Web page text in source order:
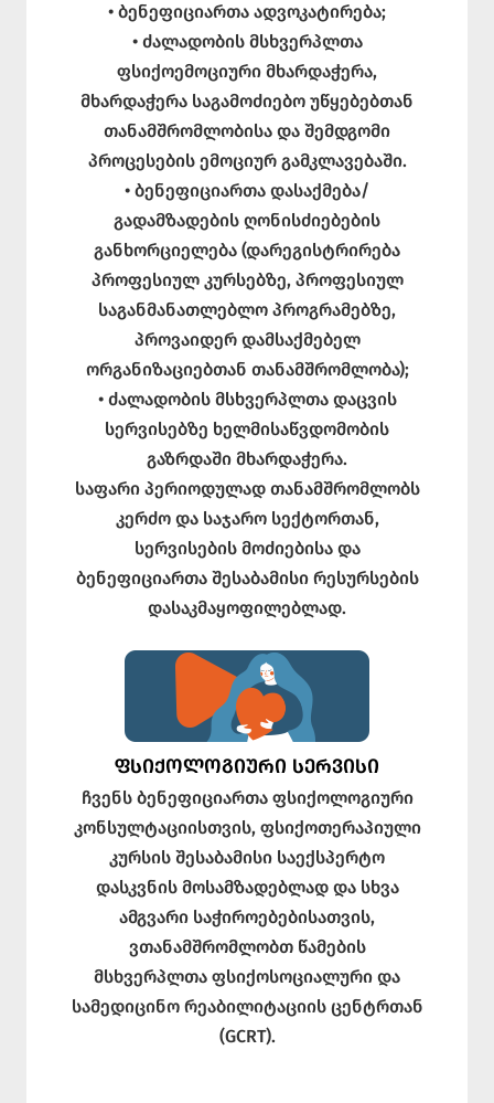
• ბენეფიციართა ადვოკატირება;
• ძალადობის მსხვერპლთა
ფსიქოემოციური მხარდაჭერა,
მხარდაჭერა საგამოძიებო უწყებებთან
თანამშრომლობისა და შემდგომი
პროცესების ემოციურ გამკლავებაში.
• ბენეფიციართა დასაქმება/
გადამზადების ღონისძიებების
განხორციელება (დარეგისტრირება
პროფესიულ კურსებზე, პროფესიულ
საგანმანათლებლო პროგრამებზე,
პროვაიდერ დამსაქმებელ
ორგანიზაციებთან თანამშრომლობა);
• ძალადობის მსხვერპლთა დაცვის
სერვისებზე ხელმისაწვდომობის
გაზრდაში მხარდაჭერა.
საფარი პერიოდულად თანამშრომლობს
კერძო და საჯარო სექტორთან,
სერვისების მოძიებისა და
ბენეფიციართა შესაბამისი რესურსების
დასაკმაყოფილებლად.
ᲤᲡᲘᲥᲝᲚᲝᲒᲘᲣᲠᲘ ᲡᲔᲠᲕᲘᲡᲘ
ჩვენს ბენეფიციართა ფსიქოლოგიური
კონსულტაციისთვის, ფსიქოთერაპიული
კურსის შესაბამისი საექსპერტო
დასკვნის მოსამზადებლად და სხვა
ამგვარი საჭიროებებისათვის,
ვთანამშრომლობთ წამების
მსხვერპლთა ფსიქოსოციალური და
სამედიცინო რეაბილიტაციის ცენტრთან
(GCRT).